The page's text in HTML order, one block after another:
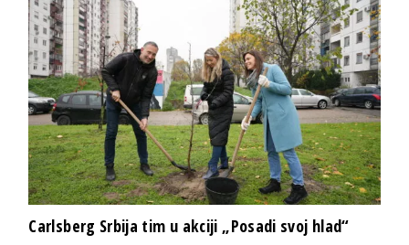
Carlsberg Srbija tim u akciji „Posadi svoj hlad“